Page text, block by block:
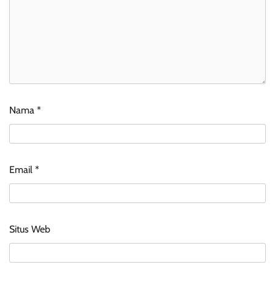
Nama *
Email *
Situs Web